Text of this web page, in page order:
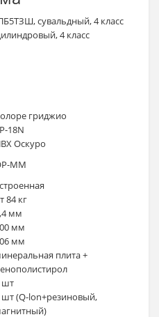
сувальдный, 4 класс
4 класс
гриджио
18N
Оскуро
MM
84 кг
мм
мм
мм
плита +
шт
шт (Q-lon+резиновый,